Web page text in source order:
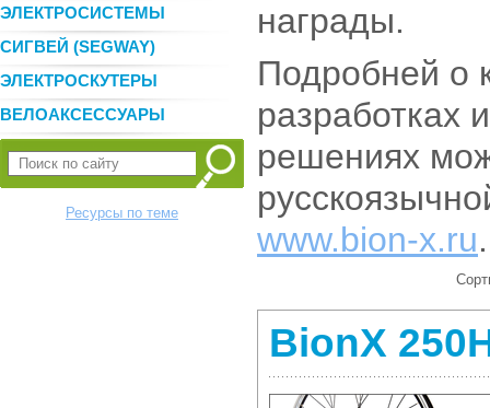
ЭЛЕКТРОСИСТЕМЫ
СИГВЕЙ (SEGWAY)
ЭЛЕКТРОСКУТЕРЫ
ВЕЛОАКСЕССУАРЫ
Ресурсы по теме
награды.
Подробней о
разработках
решениях
www.bion-x.ru.
BionX